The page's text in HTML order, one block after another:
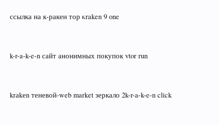
ссылка на к‑ракен тор κraken 9 one
k-r-a-k-e-n сайт анонимных покупок vtor run
krаkеn теневой‑web market зеркало 2k-r-a-k-e-n click